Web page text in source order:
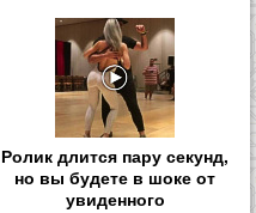
Ролик длится пару секунд,
но вы будете в шоке от
увиденного